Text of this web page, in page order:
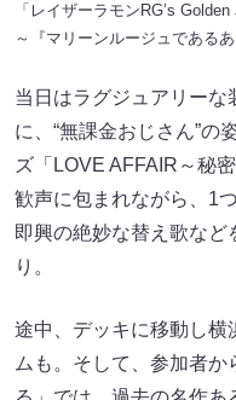
「レイザーラモンRG’s
～『マリーンルージュであるあ
当日はラグジュアリー
に、“無課金おじさん”の
ズ「LOVE AFFAIR～秘
歓声に包まれながら、1
即興の絶妙な替え歌な
り。
途中、デッキに移動し横
ムも。そして、参加者